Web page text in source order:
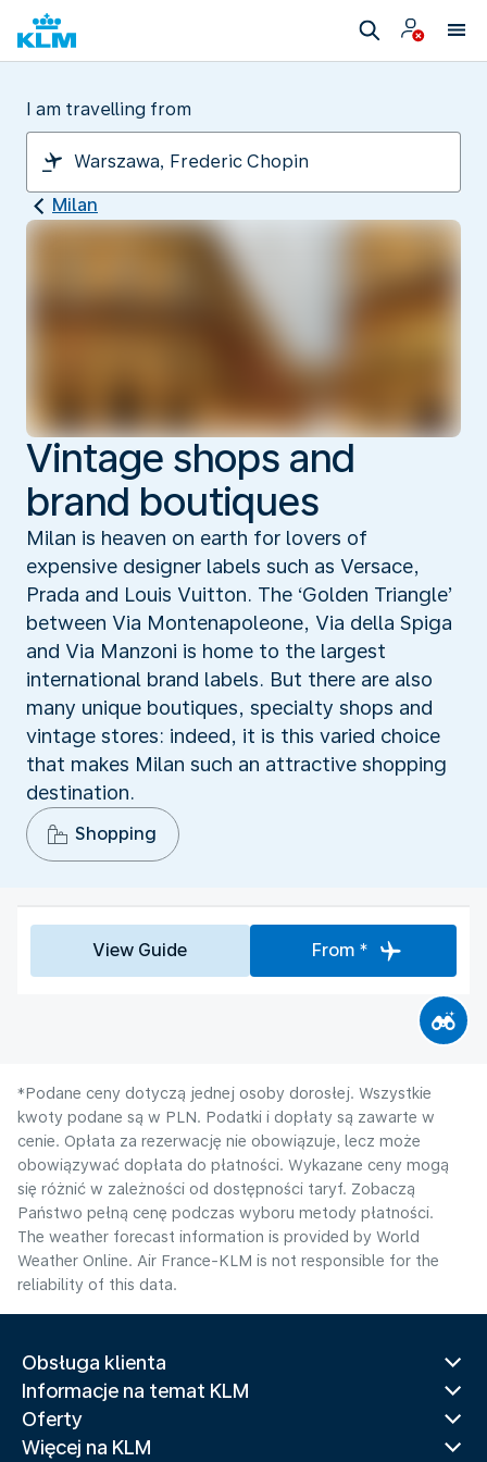
I am travelling from
Milan
Vintage shops and
brand boutiques
Milan is heaven on earth for lovers of
expensive designer labels such as Versace,
Prada and Louis Vuitton. The ‘Golden Triangle’
between Via Montenapoleone, Via della Spiga
and Via Manzoni is home to the largest
international brand labels. But there are also
many unique boutiques, specialty shops and
vintage stores: indeed, it is this varied choice
that makes Milan such an attractive shopping
destination.
Shopping
View Guide From *
*Podane ceny dotyczą jednej osoby dorosłej. Wszystkie
kwoty podane są w PLN. Podatki i dopłaty są zawarte w
cenie. Opłata za rezerwację nie obowiązuje, lecz może
obowiązywać dopłata do płatności. Wykazane ceny mogą
się różnić w zależności od dostępności taryf. Zobaczą
Państwo pełną cenę podczas wyboru metody płatności.
The weather forecast information is provided by World
Weather Online. Air France-KLM is not responsible for the
reliability of this data.
Obsługa klienta
Informacje na temat KLM
Oferty
Więcej na KLM